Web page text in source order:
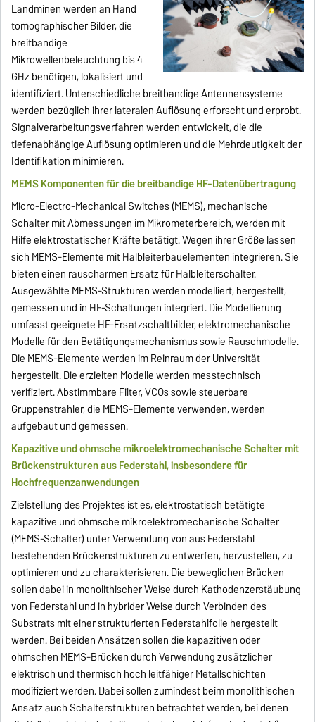
Landminen werden an Hand
tomographischer Bilder, die
breitbandige
Mikrowellenbeleuchtung bis 4
GHz benötigen, lokalisiert und
identifiziert. Unterschiedliche breitbandige Antennensysteme
werden bezüglich ihrer lateralen Auflösung erforscht und erprobt.
Signalverarbeitungsverfahren werden entwickelt, die die
tiefenabhängige Auflösung optimieren und die Mehrdeutigkeit der
Identifikation minimieren.
MEMS Komponenten für die breitbandige HF-Datenübertragung
Micro-Electro-Mechanical Switches (MEMS), mechanische
Schalter mit Abmessungen im Mikrometerbereich, werden mit
Hilfe elektrostatischer Kräfte betätigt. Wegen ihrer Größe lassen
sich MEMS-Elemente mit Halbleiterbauelementen integrieren. Sie
bieten einen rauscharmen Ersatz für Halbleiterschalter.
Ausgewählte MEMS-Strukturen werden modelliert, hergestellt,
gemessen und in HF-Schaltungen integriert. Die Modellierung
umfasst geeignete HF-Ersatzschaltbilder, elektromechanische
Modelle für den Betätigungsmechanismus sowie Rauschmodelle.
Die MEMS-Elemente werden im Reinraum der Universität
hergestellt. Die erzielten Modelle werden messtechnisch
verifiziert. Abstimmbare Filter, VCOs sowie steuerbare
Gruppenstrahler, die MEMS-Elemente verwenden, werden
aufgebaut und gemessen.
Kapazitive und ohmsche mikroelektromechanische Schalter mit
Brückenstrukturen aus Federstahl, insbesondere für
Hochfrequenzanwendungen
Zielstellung des Projektes ist es, elektrostatisch betätigte
kapazitive und ohmsche mikroelektromechanische Schalter
(MEMS-Schalter) unter Verwendung von aus Federstahl
bestehenden Brückenstrukturen zu entwerfen, herzustellen, zu
optimieren und zu charakterisieren. Die beweglichen Brücken
sollen dabei in monolithischer Weise durch Kathodenzerstäubung
von Federstahl und in hybrider Weise durch Verbinden des
Substrats mit einer strukturierten Federstahlfolie hergestellt
werden. Bei beiden Ansätzen sollen die kapazitiven oder
ohmschen MEMS-Brücken durch Verwendung zusätzlicher
elektrisch und thermisch hoch leitfähiger Metallschichten
modifiziert werden. Dabei sollen zumindest beim monolithischen
Ansatz auch Schalterstrukturen betrachtet werden, bei denen